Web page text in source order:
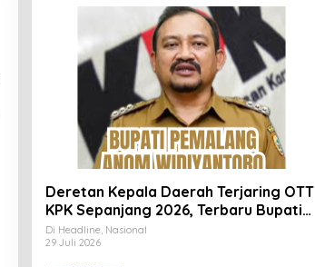
Deretan Kepala Daerah Terjaring OTT
KPK Sepanjang 2026, Terbaru Bupati
Pemalang Anom Widiyantoro
Di Headline, Nasional
29 Juli 2026